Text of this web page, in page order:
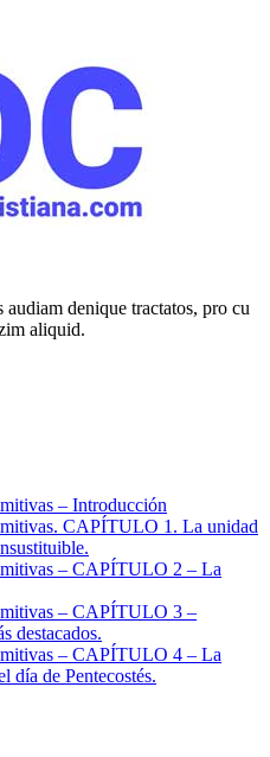
denique tractatos, pro cu
aliquid.
– Introducción
CAPÍTULO 1. La unidad
– CAPÍTULO 2 – La
– CAPÍTULO 3 –
destacados.
– CAPÍTULO 4 – La
día de Pentecostés.